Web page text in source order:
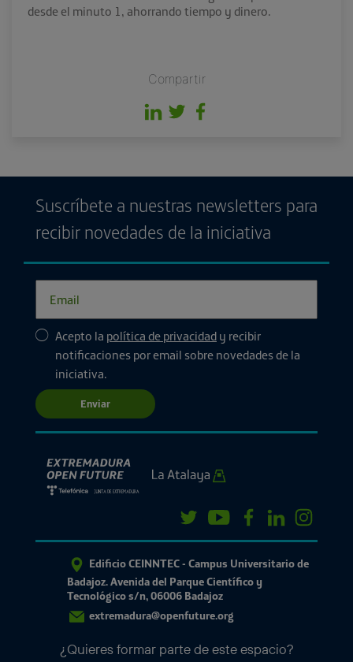
desde el minuto 1, ahorrando tiempo y dinero.
Compartir
Suscríbete a nuestras newsletters para
recibir novedades de la iniciativa
Acepto la política de privacidad y recibir
notificaciones por email sobre novedades de la
iniciativa.
Enviar
Edificio CEINNTEC - Campus Universitario de
Badajoz. Avenida del Parque Científico y
Tecnológico s/n, 06006 Badajoz
extremadura@openfuture.org
¿Quieres formar parte de este espacio?